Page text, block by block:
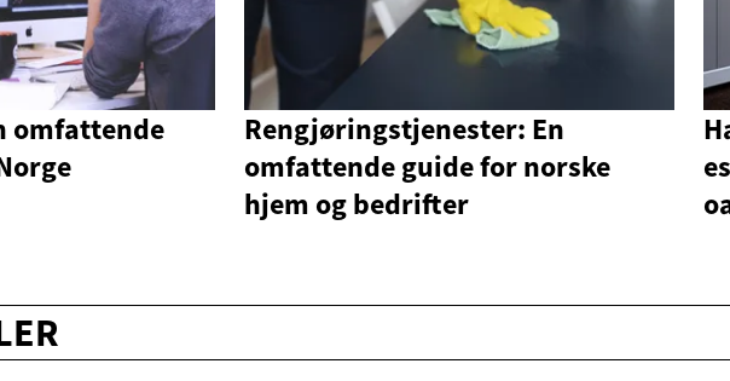
omfattende
Rengjøringstjenester: En
omfattende guide for norske
hjem og bedrifter